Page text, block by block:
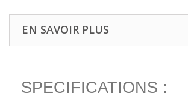
EN SAVOIR PLUS
SPECIFICATIONS :